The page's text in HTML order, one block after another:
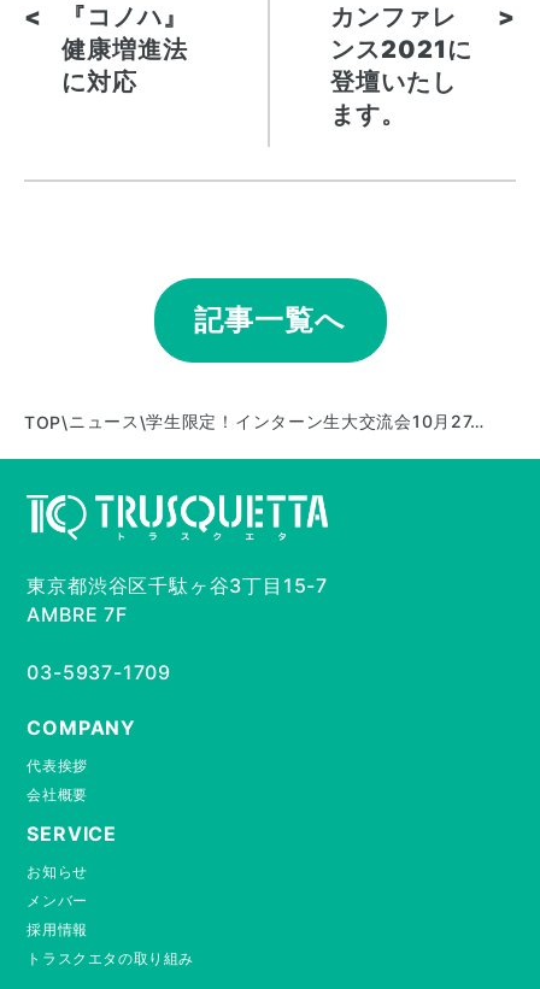
<
『コノハ』
健康増進法
に対応
カンファレ
ンス2021に
登壇いたし
ます。
>
記事一覧へ
TOP\ ニュース\学生限定！インターン生大交流会10月27…
東京都渋谷区千駄ヶ谷3丁目15-7
AMBRE 7F
03-5937-1709
COMPANY
SERVICE
代表挨拶
会社概要
お知らせ
メンバー
採用情報
トラスクエタの取り組み